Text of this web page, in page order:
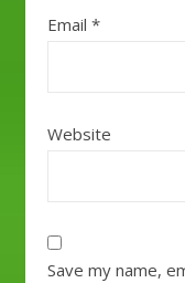
Email *
Website
Save my name,